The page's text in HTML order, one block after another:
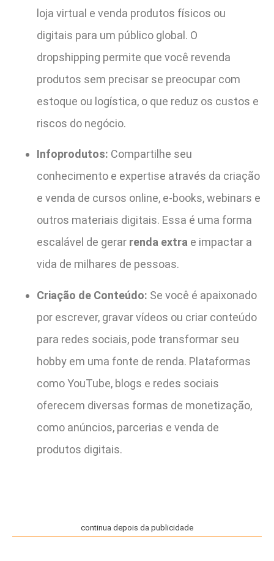
loja virtual e venda produtos físicos ou
digitais para um público global. O
dropshipping permite que você revenda
produtos sem precisar se preocupar com
estoque ou logística, o que reduz os custos e
riscos do negócio.
Infoprodutos: Compartilhe seu
conhecimento e expertise através da criação
e venda de cursos online, e-books, webinars e
outros materiais digitais. Essa é uma forma
escalável de gerar renda extra e impactar a
vida de milhares de pessoas.
Criação de Conteúdo: Se você é apaixonado
por escrever, gravar vídeos ou criar conteúdo
para redes sociais, pode transformar seu
hobby em uma fonte de renda. Plataformas
como YouTube, blogs e redes sociais
oferecem diversas formas de monetização,
como anúncios, parcerias e venda de
produtos digitais.
continua depois da publicidade